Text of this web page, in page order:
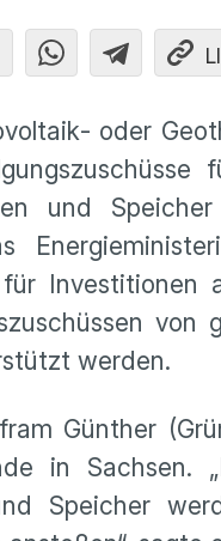
oder
und
für
werden.
Günther
in Sachsen.
Speicher